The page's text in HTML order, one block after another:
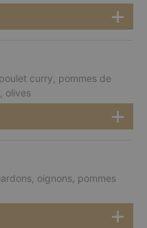
curry, pommes de
olives
oignons, pommes